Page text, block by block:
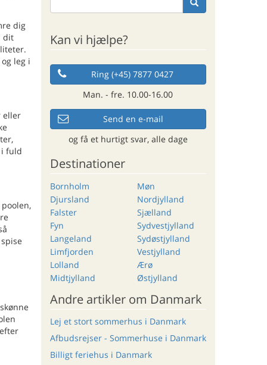
dig
dit
leg i
eller
fuld
Kan vi hjælpe?
Ring (+45) 7877 0427
Man. - fre. 10.00-16.00
Send en e-mail
og få et hurtigt svar, alle dage
Destinationer
Bornholm
Djursland
Falster
Fyn
Langeland
Limfjorden
Lolland
Midtjylland
Møn
Nordjylland
Sjælland
Sydvestjylland
Sydøstjylland
Vestjylland
Ærø
Østjylland
Andre artikler om Danmark
Lej et stort sommerhus i Danmark
Afbudsrejser - Sommerhuse i Danmark
Billigt feriehus i Danmark